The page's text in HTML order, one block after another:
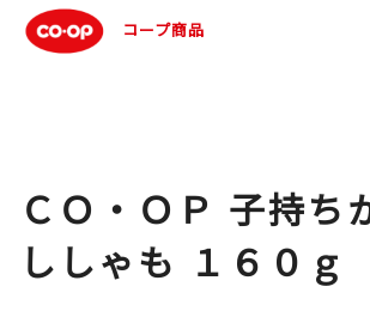
コープ商品
ＣＯ・ＯＰ 子持ち
ししゃも １６０ｇ